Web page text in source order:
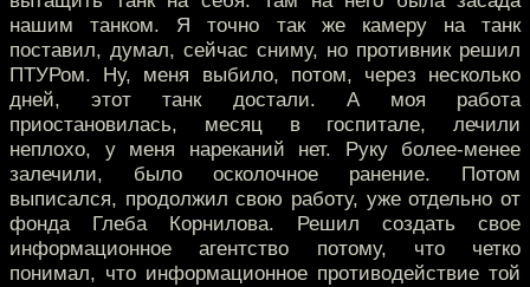
нашим танком. Я точно так же камеру на танк
поставил, думал, сейчас сниму, но противник решил
ПТУРом. Ну, меня выбило, потом, через несколько
дней, этот танк достали. А моя работа
приостановилась, месяц в госпитале, лечили
неплохо, у меня нареканий нет. Руку более-менее
залечили, было осколочное ранение. Потом
выписался, продолжил свою работу, уже отдельно от
фонда Глеба Корнилова. Решил создать свое
информационное агентство потому, что четко
понимал, что информационное противодействие той